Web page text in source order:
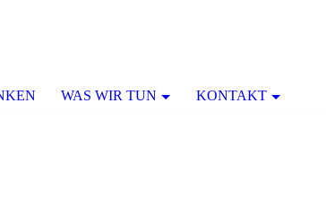
WAS WIR TUN KONTAKT